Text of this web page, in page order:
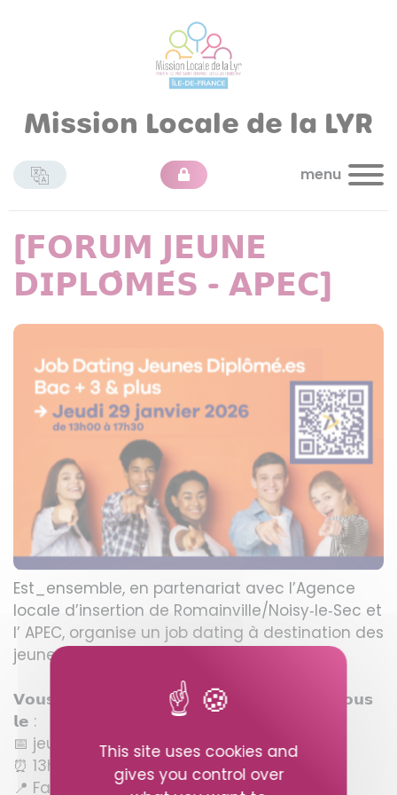
Mission Locale de la LYR
menu
[𝗙𝗢𝗥𝗨𝗠 𝗝𝗘𝗨𝗡𝗘
𝗗𝗜𝗣𝗟𝗢̂𝗠𝗘́𝗦 - 𝗔𝗣𝗘𝗖]
Est_ensemble, en partenariat avec l’Agence
locale d’insertion de Romainville/Noisy‑le‑Sec et
l’ APEC, organise un job dating à destination des
jeunes diplômés.
𝗩𝗼𝘂𝘀 𝗮𝘃𝗲𝘇 𝘂𝗻 𝗕𝗮𝗰+𝟯 𝗼𝘂 𝗽𝗹𝘂𝘀 ? 𝗥𝗲𝗻𝗱𝗲𝘇-𝘃𝗼𝘂𝘀
𝗹𝗲 :
📅 jeudi 29 janvier 2026
⏰ 13h00 – 17h30
📍 Fabrique de l’émancipation Claude
This site uses cookies and
gives you control over